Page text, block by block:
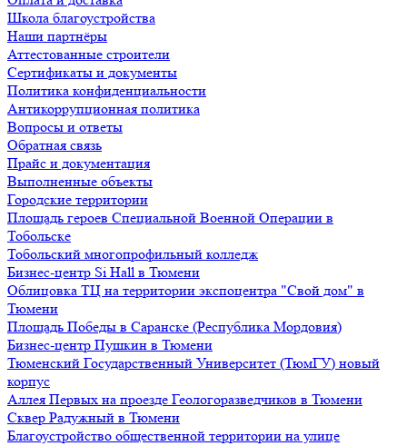
Школа благоустройства
Наши партнёры
Аттестованные строители
Сертификаты и документы
Политика конфиденциальности
Антикоррупционная политика
Вопросы и ответы
Обратная связь
Прайс и документация
Выполненные объекты
Городские территории
Площадь героев Специальной Военной Операции в
Тобольске
Тобольский многопрофильный колледж
Бизнес-центр Si Hall в Тюмени
Облицовка ТЦ на территории экспоцентра "Свой дом" в
Тюмени
Площадь Победы в Саранске (Республика Мордовия)
Бизнес-центр Пушкин в Тюмени
Тюменский Государственный Университет (ТюмГУ) новый
корпус
Аллея Первых на проезде Геологоразведчиков в Тюмени
Сквер Радужный в Тюмени
Благоустройство общественной территории на улице